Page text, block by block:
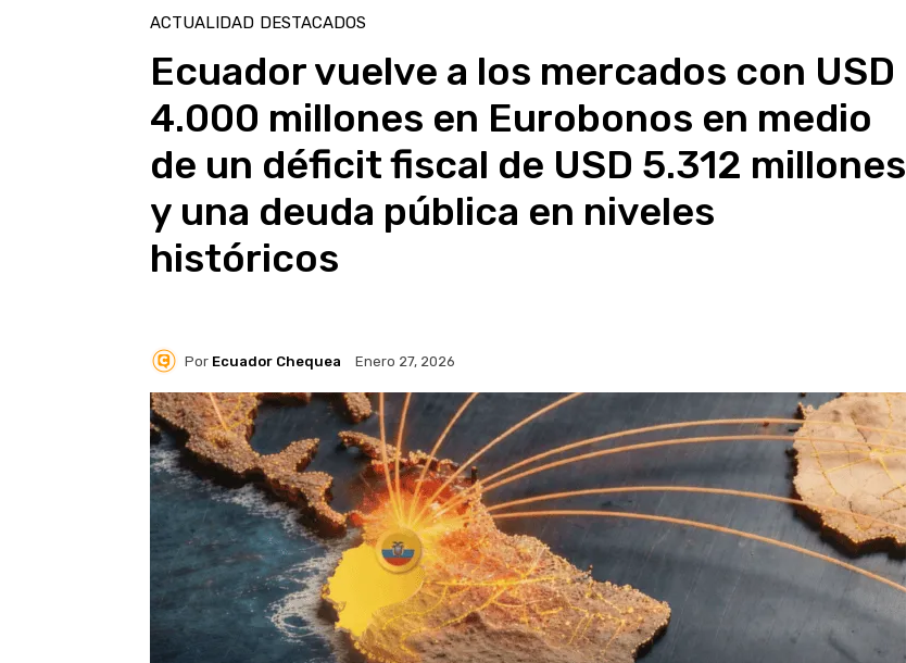
ACTUALIDAD DESTACADOS
Ecuador vuelve a los mercados con USD
4.000 millones en Eurobonos en medio
de un déficit fiscal de USD 5.312 millones
y una deuda pública en niveles
históricos
Por Ecuador Chequea Enero 27, 2026